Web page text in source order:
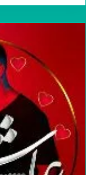
😂
🤣
کلیپ
اینستا
🤣
😂